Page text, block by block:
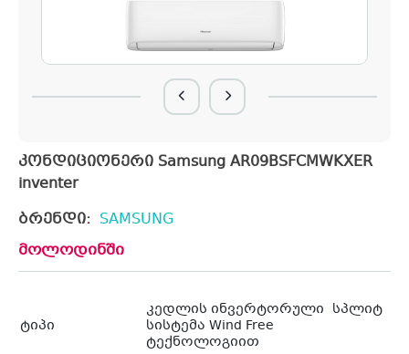
კონდიციონერი Samsung AR09BSFCMWKXER
inventer
ბრენდი: SAMSUNG
მოლოდინში
ტიპი
კედლის ინვერტორული სპლიტ
სისტემა Wind Free
ტექნოლოგიით